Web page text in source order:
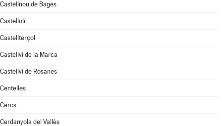
Castellnou de Bages
Castellolí
Castellterçol
Castellví de la Marca
Castellví de Rosanes
Centelles
Cercs
Cerdanyola del Vallès